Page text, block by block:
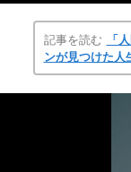
記事を読む
「
ンが見つけた人